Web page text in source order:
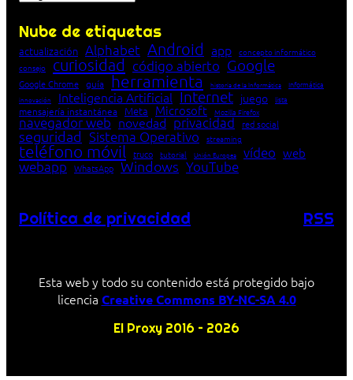
Nube de etiquetas
actualización Alphabet Android app concepto informático
consejo
curiosidad código abierto Google
Google Chrome guía herramienta historia de la Informática Informática
innovación Inteligencia Artificial Internet juego lista
mensajería instantánea Meta Microsoft Mozilla Firefox
navegador web novedad privacidad red social
seguridad Sistema Operativo streaming
teléfono móvil truco tutorial Unión Europea vídeo web
webapp WhatsApp Windows YouTube
Política de privacidad RSS
Esta web y todo su contenido está protegido bajo
licencia Creative Commons BY-NC-SA 4.0
El Proxy 2016 – 2026